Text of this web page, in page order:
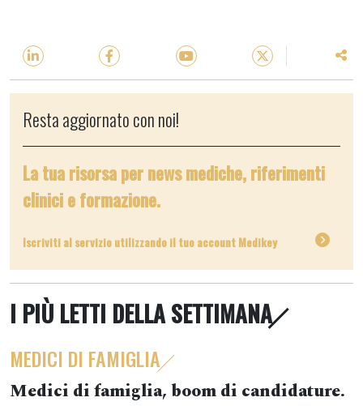
Resta aggiornato con noi!
La tua risorsa per news mediche, riferimenti
clinici e formazione.
Iscriviti al servizio utilizzando il tuo account Medikey
I PIÙ LETTI DELLA SETTIMANA
MEDICI DI FAMIGLIA
Medici di famiglia, boom di candidature.